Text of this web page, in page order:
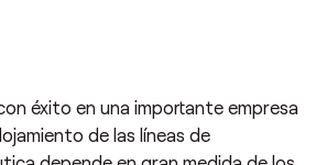
éxito en una importante empresa
de las líneas de